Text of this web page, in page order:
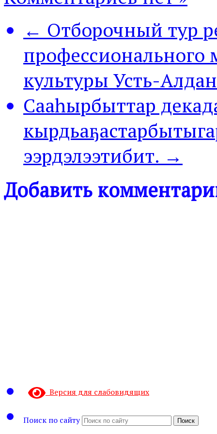
← Отборочный тур
профессионального
культуры Усть-
Сааһырбыттар
ээрдэлээтибит. →
Добавить
Версия для слабовидящих
Поиск по сайту Поиск